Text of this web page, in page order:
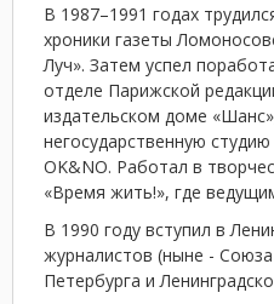
В 1987–1991 годах
хроники газеты
Луч». Затем успел
отделе Парижской
издательском доме
негосударственную
OK&NO. Работал в
«Время жить!», где
В 1990 году вступил в
журналистов (ныне -
Петербурга и